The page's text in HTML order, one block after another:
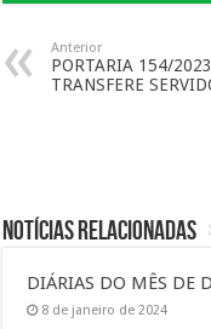
Anterior
PORTARIA 154/
TRANSFERE
Notícias Relacionadas
DIÁRIAS DO MÊS DE
8 de janeiro de 2024